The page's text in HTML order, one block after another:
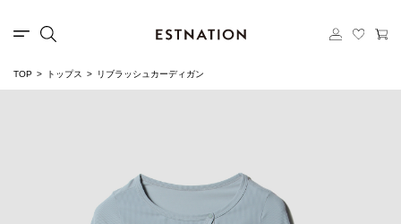
TOP トップス リブラッシュカーディガン